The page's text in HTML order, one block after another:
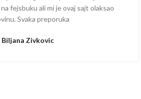
fejsbuku ali mi je ovaj sajt olaksao
Svaka preporuka
Biljana Zivkovic